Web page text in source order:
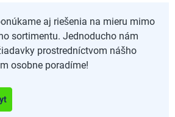
aj riešenia na mieru mimo
sortimentu. Jednoducho nám
prostredníctvom nášho
osobne poradíme!